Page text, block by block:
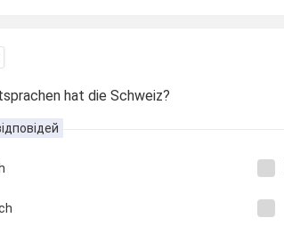
hat die Schweiz?